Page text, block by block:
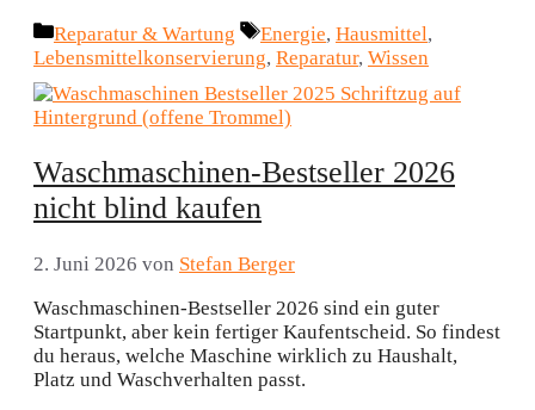
Kategorien
Reparatur & Wartung Schlagwörter
Energie, Hausmittel,
Lebensmittelkonservierung, Reparatur, Wissen
Waschmaschinen-Bestseller 2026
nicht blind kaufen
2. Juni 2026 von Stefan Berger
Waschmaschinen-Bestseller 2026 sind ein guter
Startpunkt, aber kein fertiger Kaufentscheid. So findest
du heraus, welche Maschine wirklich zu Haushalt,
Platz und Waschverhalten passt.